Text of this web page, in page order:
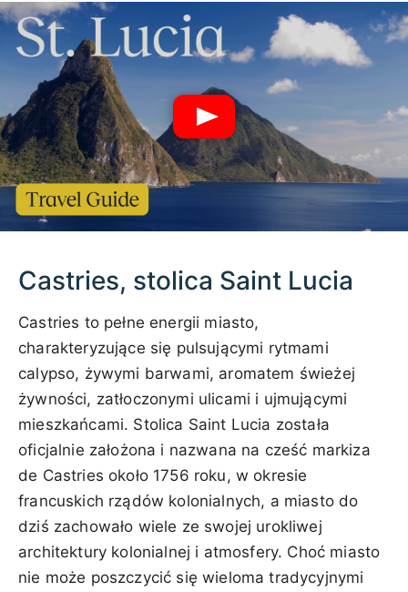
Castries, stolica Saint Lucia
Castries to pełne energii miasto,
charakteryzujące się pulsującymi rytmami
calypso, żywymi barwami, aromatem świeżej
żywności, zatłoczonymi ulicami i ujmującymi
mieszkańcami. Stolica Saint Lucia została
oficjalnie założona i nazwana na cześć markiza
de Castries około 1756 roku, w okresie
francuskich rządów kolonialnych, a miasto do
dziś zachowało wiele ze swojej urokliwej
architektury kolonialnej i atmosfery. Choć miasto
nie może poszczycić się wieloma tradycyjnymi